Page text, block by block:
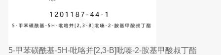
5-甲苯磺酰基-5H-吡咯并[2,3-B]吡嗪-2-胺基甲酸叔丁酯